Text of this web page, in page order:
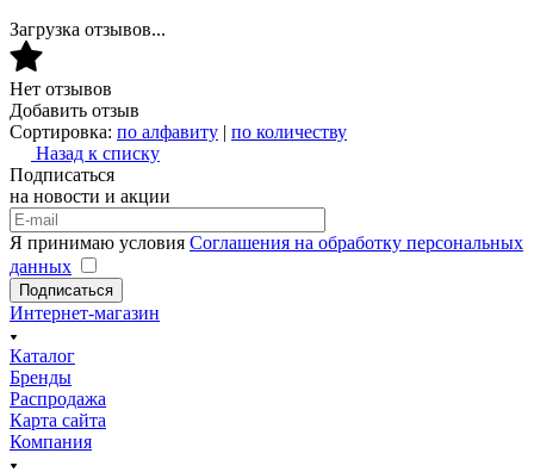
Загрузка отзывов...
Нет отзывов
Добавить отзыв
Сортировка: по алфавиту | по количеству
Назад к списку
Подписаться
на новости и акции
Я принимаю условия Соглашения на обработку персональных
данных
Подписаться
Интернет-магазин
Каталог
Бренды
Распродажа
Карта сайта
Компания